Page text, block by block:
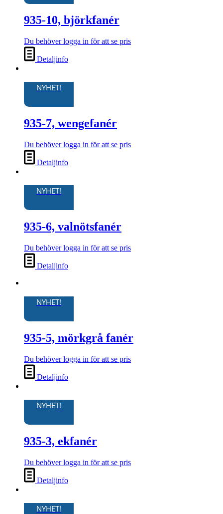
935-10, björkfanér
Du behöver logga in för att se pris
Detaljinfo
NYHET!
935-7, wengefanér
Du behöver logga in för att se pris
Detaljinfo
NYHET!
935-6, valnötsfanér
Du behöver logga in för att se pris
Detaljinfo
NYHET!
935-5, mörkgrå fanér
Du behöver logga in för att se pris
Detaljinfo
NYHET!
935-3, ekfanér
Du behöver logga in för att se pris
Detaljinfo
NYHET!